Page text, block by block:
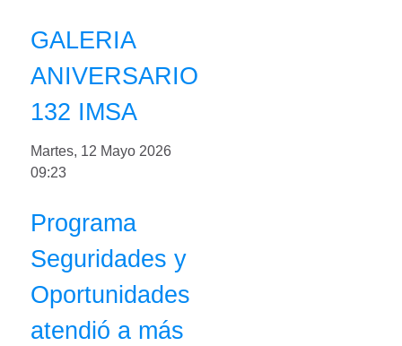
GALERIA
ANIVERSARIO
132 IMSA
Martes, 12 Mayo 2026
09:23
Programa
Seguridades y
Oportunidades
atendió a más